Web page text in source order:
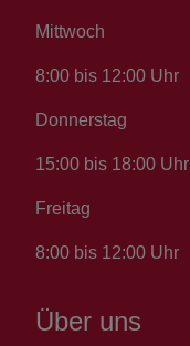
Mittwoch
8:00 bis 12:00 Uhr
Donnerstag
15:00 bis 18:00 Uhr
Freitag
8:00 bis 12:00 Uhr
Über uns